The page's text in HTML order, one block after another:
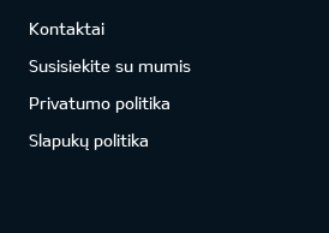
Kontaktai
Susisiekite su mumis
Privatumo politika
Slapukų politika